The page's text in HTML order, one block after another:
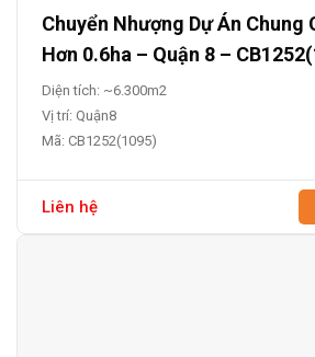
Chuyển Nhượng Dự Án Chung
Hơn 0.6ha – Quận 8 –
Diện tích: ~6.300m2
Vị trí: Quận8
Mã: CB1252(1095)
Liên hệ